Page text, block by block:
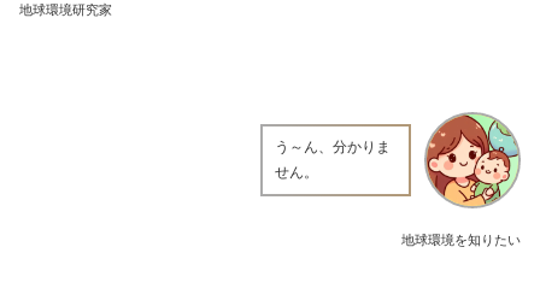
地球環境研究家
地球環境を知りたい
う～ん、分かりま
せん。